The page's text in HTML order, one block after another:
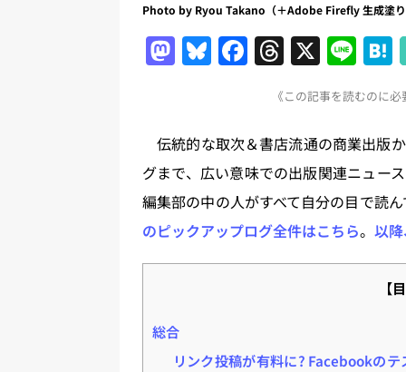
Photo by Ryou Takano（＋Adobe Firefly 生成塗り
M
o
d
o
n
Bl
s
k
y
F
e
b
o
o
k
T
re
a
d
s
X Li
n
e
《この記事を読むのに
伝統的な取次＆書店流通の商業出版
グまで、広い意味での出版関連ニュー
編集部の中の人がすべて自分の目で読
のピックアップログ全件はこちら。 以
【
総合
リンク投稿が有料に? Facebookの